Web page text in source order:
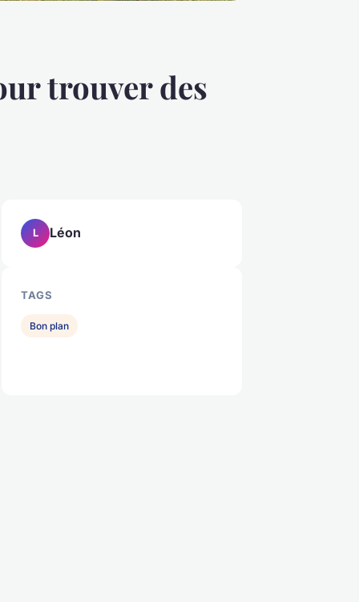
trouver des
L Léon
TAGS
Bon plan